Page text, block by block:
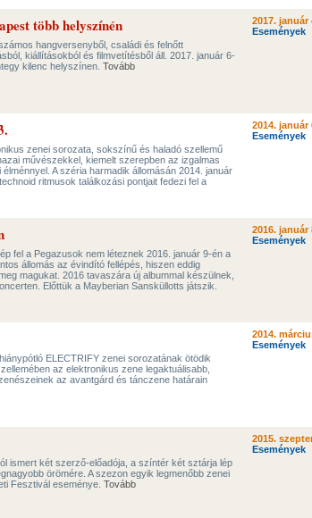
több helyszínén
hangversenyből, családi és felnőtt
kiállításokból és filmvetítésből áll. 2017. január 6-
kilenc helyszínen. Tovább
2017. január
Események
zenei sorozata, sokszínű és haladó szellemű
művészekkel, kiemelt szerepben az izgalmas
A széria harmadik állomásán 2014. január
ritmusok találkozási pontjait fedezi fel a
2014. január
Események
fel a Pegazusok nem léteznek 2016. január 9-én a
állomás az évindító fellépés, hiszen eddig
magukat. 2016 tavaszára új albummal készülnek,
Előttük a Mayberian Sansküllotts játszik.
2016. január
Események
ELECTRIFY zenei sorozatának ötödik
az elektronikus zene legaktuálisabb,
az avantgárd és tánczene határain
2014.
Események
ismert két szerző-előadója, a színtér két sztárja lép
örömére. A szezon egyik legmenőbb zenei
Fesztivál eseménye. Tovább
2015.
Események